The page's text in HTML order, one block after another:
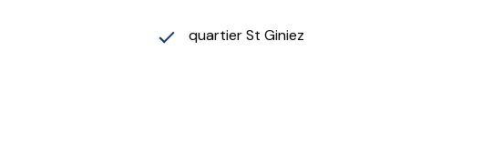
quartier St Giniez